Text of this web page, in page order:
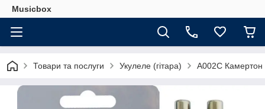
Musicbox
Товари та послуги Укулеле (гітара) A002С Камертон